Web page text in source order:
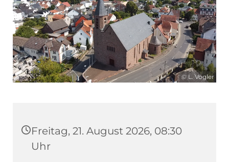
© L. Vogler
Freitag, 21. August 2026, 08:30
Uhr